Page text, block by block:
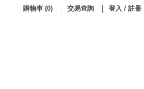
購物車 (0) 交易查詢 登入 / 註冊